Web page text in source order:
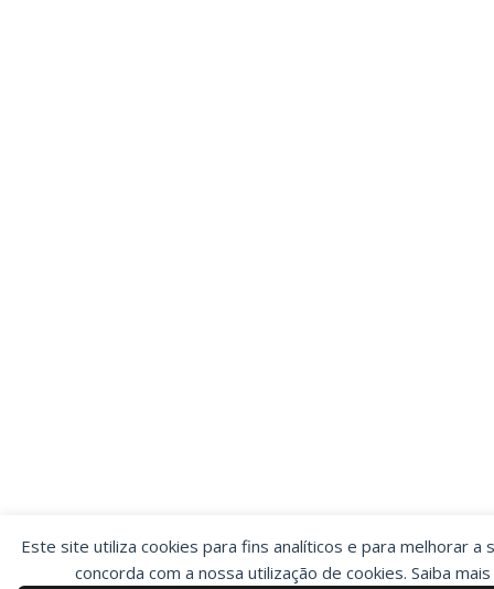
Este site utiliza cookies para fins analíticos e para melhorar a
concorda com a nossa utilização de cookies. Saiba